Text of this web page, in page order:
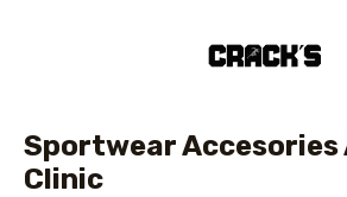
Sportwear Accesories
Clinic